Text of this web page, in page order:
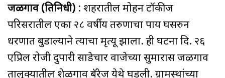
जळगाव (प्रतिनिधी) : शहरातील मोहन टॉकीज
परिसरातील एका २८ वर्षीय तरुणाचा पाय घसरुन
धरणात बुडाल्याने त्याचा मृत्यू झाला. ही घटना दि. २६
एप्रिल रोजी दुपारी साडेचार वाजेच्या सुमारास जळगाव
तालुक्यातील शेळगाव बॅरेज येथे घडली. ग्रामस्थांच्या